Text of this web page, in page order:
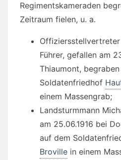
Regimentskameraden
Zeitraum fielen, u. a.
Führer, gefallen am
Thiaumont,
Soldatenfriedhof
einem Massengrab;
Landsturmmann
am 25.06.1916 bei
auf dem
Broville in einem